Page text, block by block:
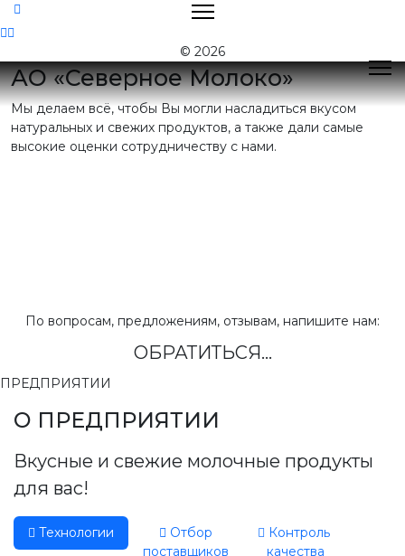
© 2026
Контакты
Приемная:(81755) 2-16-38
Отдел продаж:(81755) 2-18-62
(81755) 2-10-14
Контакты отделов
АО «Северное Молоко»
Мы делаем всё, чтобы Вы могли насладиться вкусом
натуральных и свежих продуктов, а также дали самые
высокие оценки сотрудничеству с нами.
По вопросам, предложениям, отзывам, напишите нам:
ОБРАТИТЬСЯ...
ПРЕДПРИЯТИИ
О ПРЕДПРИЯТИИ
Вкусные и свежие молочные продукты
для вас!
Технологии
Отбор
поставщиков
Контроль
качества